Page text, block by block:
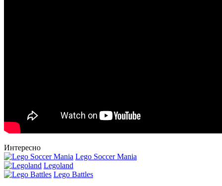
Интересно
Lego Soccer Mania
Legoland
Lego Battles